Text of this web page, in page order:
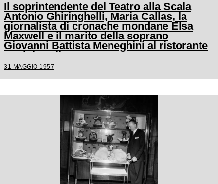
Il soprintendente del Teatro alla Scala
Antonio Ghiringhelli, Maria Callas, la
giornalista di cronache mondane Elsa
Maxwell e il marito della soprano
Giovanni Battista Meneghini al ristorante
Savini a Milano
31 MAGGIO 1957